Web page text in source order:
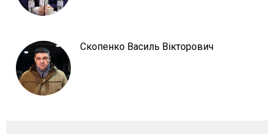
Скопенко Василь Вікторович